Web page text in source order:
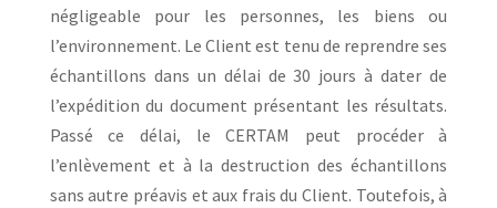
négligeable pour les personnes, les biens ou
l’environnement. Le Client est tenu de reprendre ses
échantillons dans un délai de 30 jours à dater de
l’expédition du document présentant les résultats.
Passé ce délai, le CERTAM peut procéder à
l’enlèvement et à la destruction des échantillons
sans autre préavis et aux frais du Client. Toutefois, à